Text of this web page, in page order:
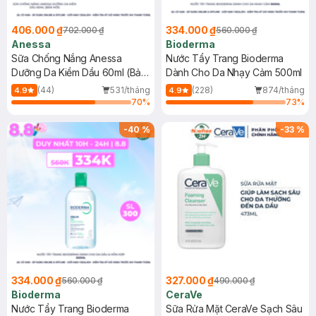
406.000 ₫702.000 ₫
Anessa
Sữa Chống Nắng Anessa
Dưỡng Da Kiềm Dầu 60ml (Bản
Mới)
4.9 (44)
531/tháng
70%
334.000 ₫560.000 ₫
Bioderma
Nước Tẩy Trang Bioderma
Dành Cho Da Nhạy Cảm 500ml
4.9 (228)
874/tháng
73%
-40%
334.000 ₫560.000 ₫
Bioderma
Nước Tẩy Trang Bioderma
-33 %
327.000 ₫490.000 ₫
CeraVe
Sữa Rửa Mặt CeraVe Sạch Sâu